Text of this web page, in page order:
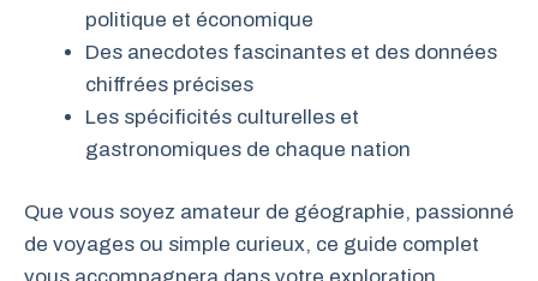
politique et économique
Des anecdotes fascinantes et des données
chiffrées précises
Les spécificités culturelles et
gastronomiques de chaque nation
Que vous soyez amateur de géographie, passionné
de voyages ou simple curieux, ce guide complet